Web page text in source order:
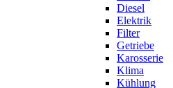
Diesel
Elektrik
Filter
Getriebe
Karosserie
Klima
Kühlung